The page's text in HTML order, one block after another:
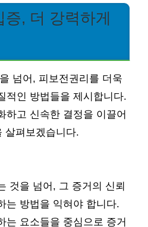
, 더 강력하게
넘어, 피보전권리를 더욱
적인 방법들을 제시합니다.
하고 신속한 결정을 이끌어
살펴보겠습니다.
것을 넘어, 그 증거의 신뢰
는 방법을 익혀야 합니다.
는 요소들을 중심으로 증거